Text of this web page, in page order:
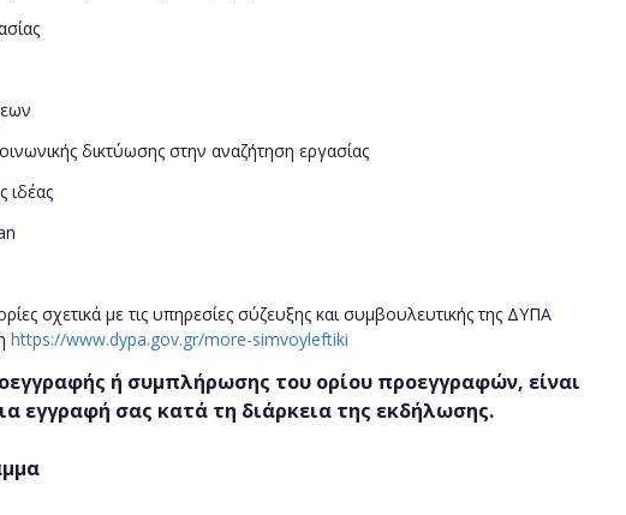
δικτύωσης στην αναζήτηση εργασίας
ιδέας
σχετικά με τις υπηρεσίες σύζευξης και συμβουλευτικής της ΔΥΠΑ
https://www.dypa.gov.gr/more-simvoyleftiki
ή συμπλήρωσης του ορίου προεγγραφών, είναι
εγγραφή σας κατά τη διάρκεια της εκδήλωσης.